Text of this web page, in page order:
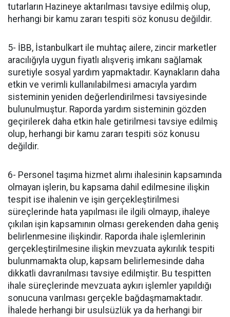
tutarların Hazineye aktarılması tavsiye edilmiş olup,
herhangi bir kamu zararı tespiti söz konusu değildir.
5- İBB, İstanbulkart ile muhtaç ailere, zincir marketler
aracılığıyla uygun fiyatlı alışveriş imkanı sağlamak
suretiyle sosyal yardım yapmaktadır. Kaynakların daha
etkin ve verimli kullanılabilmesi amacıyla yardım
sisteminin yeniden değerlendirilmesi tavsiyesinde
bulunulmuştur. Raporda yardım sisteminin gözden
geçirilerek daha etkin hale getirilmesi tavsiye edilmiş
olup, herhangi bir kamu zararı tespiti söz konusu
değildir.
6- Personel taşıma hizmet alımı ihalesinin kapsamında
olmayan işlerin, bu kapsama dahil edilmesine ilişkin
tespit ise ihalenin ve işin gerçekleştirilmesi
süreçlerinde hata yapılması ile ilgili olmayıp, ihaleye
çıkılan işin kapsamının olması gerekenden daha geniş
belirlenmesine ilişkindir. Raporda ihale işlemlerinin
gerçekleştirilmesine ilişkin mevzuata aykırılık tespiti
bulunmamakta olup, kapsam belirlemesinde daha
dikkatli davranılması tavsiye edilmiştir. Bu tespitten
ihale süreçlerinde mevzuata aykırı işlemler yapıldığı
sonucuna varılması gerçekle bağdaşmamaktadır.
İhalede herhangi bir usulsüzlük ya da herhangi bir